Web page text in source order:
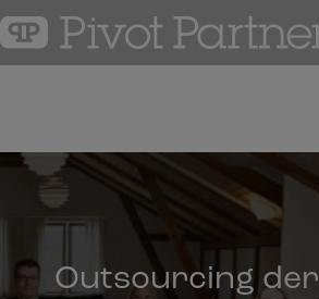
til
Outsourcing der